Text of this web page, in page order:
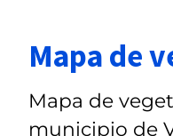
Mapa de
Mapa de
municipio de